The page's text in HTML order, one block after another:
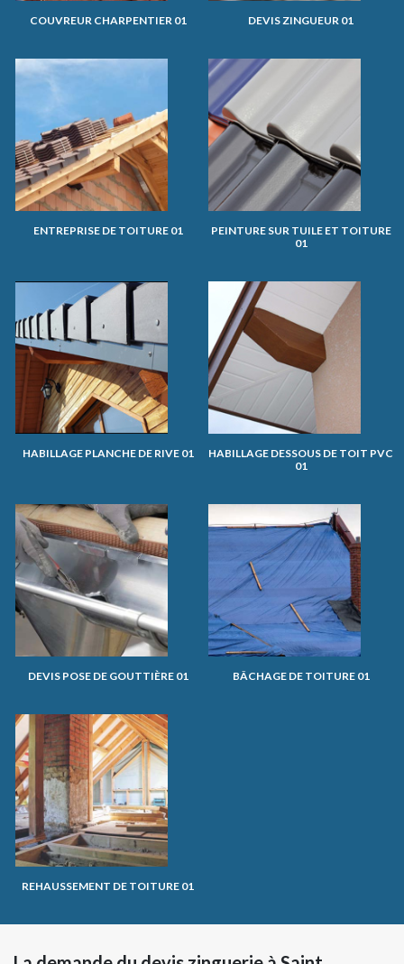
COUVREUR CHARPENTIER 01 DEVIS ZINGUEUR 01
ENTREPRISE DE TOITURE 01
PEINTURE SUR TUILE ET TOITURE
01
HABILLAGE PLANCHE DE RIVE 01
HABILLAGE DESSOUS DE TOIT PVC
01
DEVIS POSE DE GOUTTIÈRE 01 BÂCHAGE DE TOITURE 01
REHAUSSEMENT DE TOITURE 01